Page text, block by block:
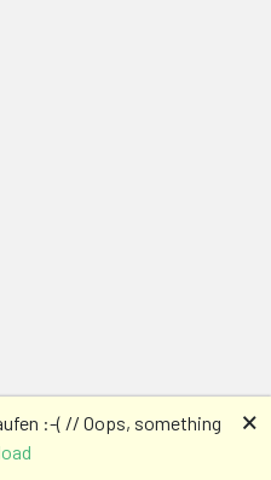
:-( // Oops, something
🗙